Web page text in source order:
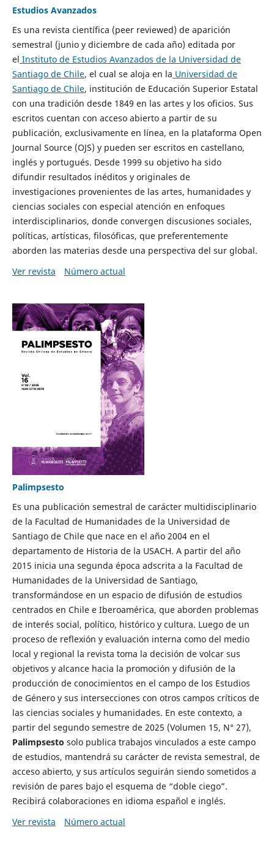
Estudios Avanzados
Es una revista científica (peer reviewed) de aparición
semestral (junio y diciembre de cada año) editada por
el Instituto de Estudios Avanzados de la Universidad de
Santiago de Chile, el cual se aloja en la Universidad de
Santiago de Chile, institución de Educación Superior Estatal
con una tradición desde 1849 en las artes y los oficios. Sus
escritos cuentan con acceso abierto a partir de su
publicación, exclusivamente en línea, en la plataforma Open
Journal Source (OJS) y pueden ser escritos en castellano,
inglés y portugués. Desde 1999 su objetivo ha sido
difundir resultados inéditos y originales de
investigaciones provenientes de las artes, humanidades y
ciencias sociales con especial atención en enfoques
interdisciplinarios, donde convergen discusiones sociales,
políticas, artísticas, filosóficas, que preferentemente
aborden las materias desde una perspectiva del sur global.
Ver revista
Número actual
Palimpsesto
Es una publicación semestral de carácter multidisciplinario
de la Facultad de Humanidades de la Universidad de
Santiago de Chile que nace en el año 2004 en el
departamento de Historia de la USACH. A partir del año
2015 inicia una segunda época adscrita a la Facultad de
Humanidades de la Universidad de Santiago,
transformándose en un espacio de difusión de estudios
centrados en Chile e Iberoamérica, que aborden problemas
de interés social, político, histórico y cultura. Luego de un
proceso de reflexión y evaluación interna como del medio
local y regional la revista toma la decisión de volcar sus
objetivos y alcance hacia la promoción y difusión de la
producción de conocimientos en el campo de los Estudios
de Género y sus intersecciones con otros campos críticos de
las ciencias sociales y humanidades. En este contexto, a
partir del segundo semestre de 2025 (Volumen 15, N° 27),
Palimpsesto solo publica trabajos vinculados a este campo
de estudios, mantendrá su carácter de revista semestral, de
acceso abierto, y sus artículos seguirán siendo sometidos a
revisión de pares bajo el esquema de “doble ciego”.
Recibirá colaboraciones en idioma español e inglés.
Ver revista
Número actual